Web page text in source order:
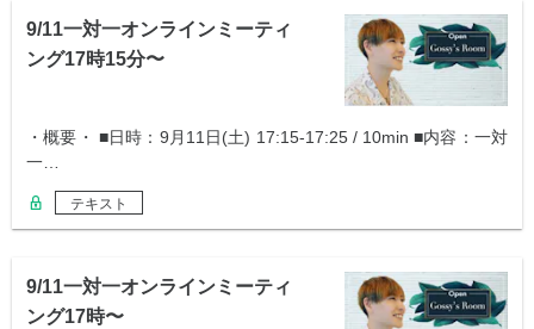
9/11一対一オンラインミーティ
ング17時15分〜
・概要・ ■日時：9月11日(土) 17:15-17:25 / 10min ■内容：一対
一…
テキスト
9/11一対一オンラインミーティ
ング17時〜